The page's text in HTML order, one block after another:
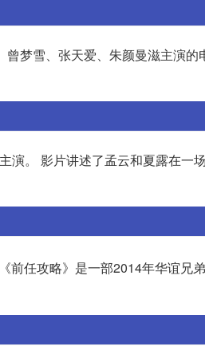
梦雪、张天爱、朱颜曼滋主演的
演。 影片讲述了孟云和夏露在一
前任攻略》是一部2014年华谊兄